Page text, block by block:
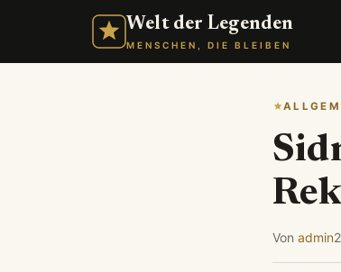
Welt der Legenden
MENSCHEN, DIE BLEIBEN
Von admin